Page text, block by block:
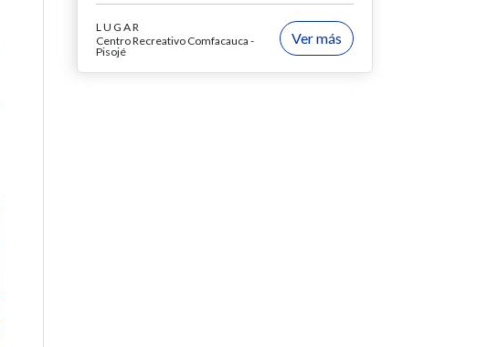
LUGAR
Centro Recreativo Comfacauca -
Pisojé
Ver más